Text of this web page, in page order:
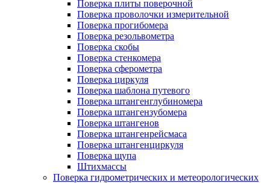
Поверка плиты поверочной
Поверка проволочки измерительной
Поверка прогибомера
Поверка резольвометра
Поверка скобы
Поверка стенкомера
Поверка сферометра
Поверка циркуля
Поверка шаблона путевого
Поверка штангенглубиномера
Поверка штангензубомера
Поверка штангенов
Поверка штангенрейсмаса
Поверка штангенциркуля
Поверка щупа
Штихмассы
Поверка гидрометрических и метеорологических